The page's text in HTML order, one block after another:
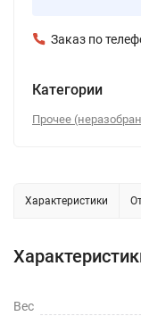
Заказ по
Категории
Прочее
Характеристики
Вес